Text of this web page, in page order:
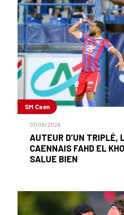
SM Caen
07/08/2026
AUTEUR D’UN TRIPLÉ,
CAENNAIS FAHD EL
SALUE BIEN